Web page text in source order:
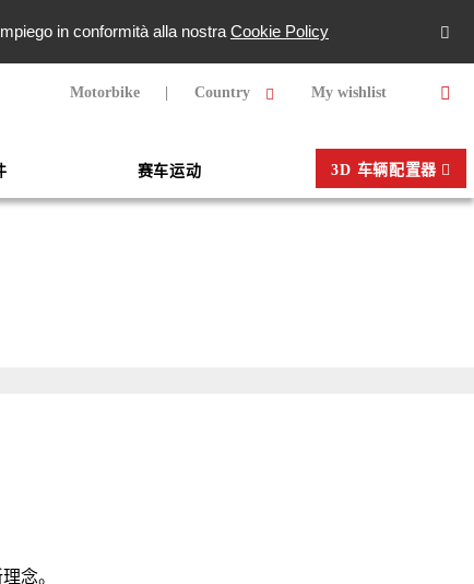
in conformità alla nostra Cookie Policy
Motorbike Country My wishlist
赛车运动 3D 车辆配置器
念。